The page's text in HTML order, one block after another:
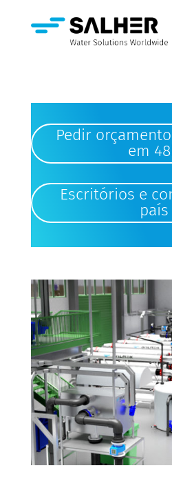
Pedir
em
Escritórios e
país